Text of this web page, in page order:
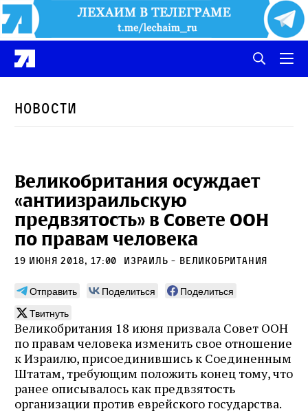
Новости
Великобритания осуждает
«антиизраильскую
предвзятость» в Совете ООН
по правам человека
19 июня 2018, 17:00 израиль - великобритания
Отправить Поделиться
Поделиться
Твитнуть
Великобритания 18 июня призвала Совет ООН
по правам человека изменить свое отношение
к Израилю, присоединившись к Соединенным
Штатам, требующим положить конец тому, что
ранее описывалось как предвзятость
организации против еврейского государства.